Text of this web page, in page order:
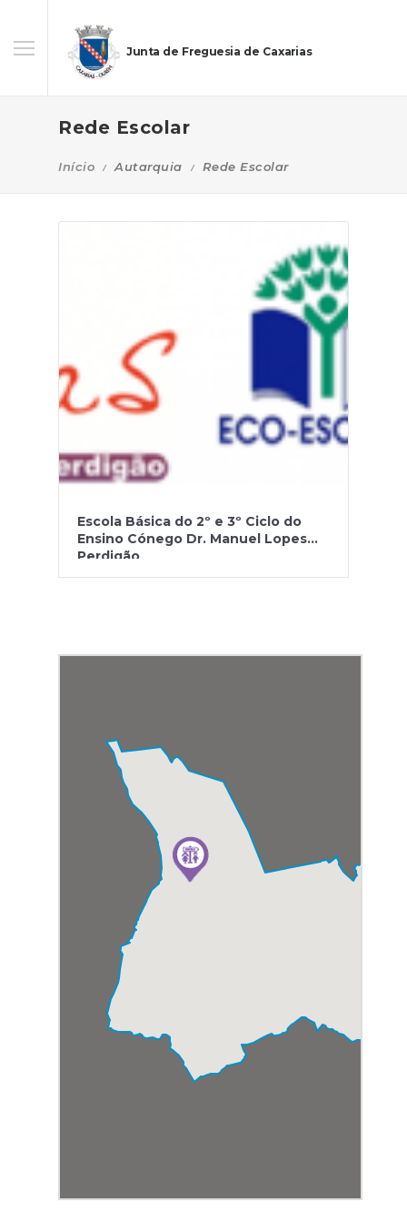
Junta de Freguesia de Caxarias
Rede Escolar
Início Autarquia Rede Escolar
Escola Básica do 2º e 3º Ciclo do
Ensino Cónego Dr. Manuel Lopes
Perdigão